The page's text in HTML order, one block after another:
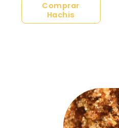
Comprar
Hachis